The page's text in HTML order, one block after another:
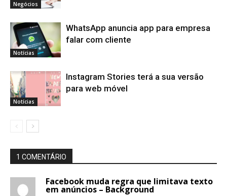
Negócios
Notícias
WhatsApp anuncia app para empresa
falar com cliente
Notícias
Instagram Stories terá a sua versão
para web móvel
1 COMENTÁRIO
Facebook muda regra que limitava texto
em anúncios – Background